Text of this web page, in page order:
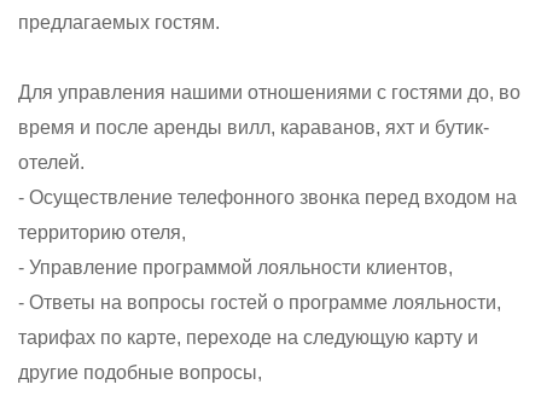
предлагаемых гостям.
Для управления нашими отношениями с гостями до, во
время и после аренды вилл, караванов, яхт и бутик-
отелей.
- Осуществление телефонного звонка перед входом на
территорию отеля,
- Управление программой лояльности клиентов,
- Ответы на вопросы гостей о программе лояльности,
тарифах по карте, переходе на следующую карту и
другие подобные вопросы,